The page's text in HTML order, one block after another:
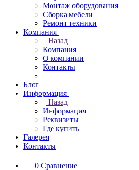
Монтаж оборудования
Сборка мебели
Ремонт техники
Компания
Назад
Компания
О компании
Контакты
Блог
Информация
Назад
Информация
Реквизиты
Где купить
Галерея
Контакты
0 Сравнение